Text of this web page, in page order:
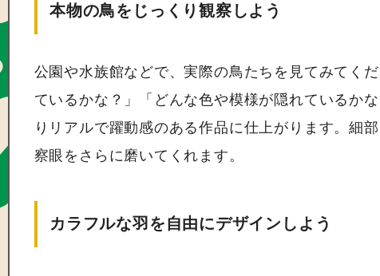
本物の鳥をじっくり観察しよう
公園や水族館などで、実際の鳥たちを見てみてく
ているかな？」「どんな色や模様が隠れているか
りリアルで躍動感のある作品に仕上がります。細
察眼をさらに磨いてくれます。
カラフルな羽を自由にデザインしよう